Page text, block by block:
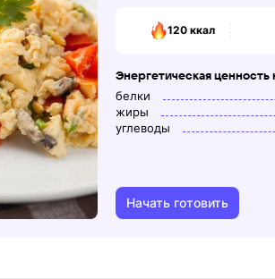
120 ккал
Энергетическая ценность
белки
жиры
углеводы
Начать готовить